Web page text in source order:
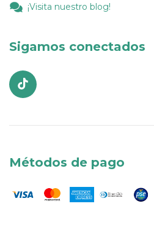
¡Visita nuestro blog!
Sigamos conectados
Métodos de pago